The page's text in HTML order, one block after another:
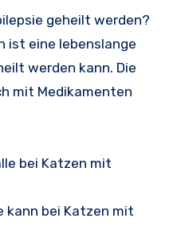
geheilt werden?
ist eine lebenslange
werden kann. Die
mit Medikamenten
bei Katzen mit
kann bei Katzen mit